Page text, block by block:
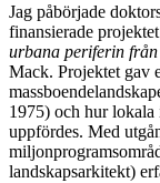
Jag påbörjade
finansierade projektet
urbana periferin
Mack. Projektet gav
1975) och hur lokala
uppfördes. Med
landskapsarkitekt)